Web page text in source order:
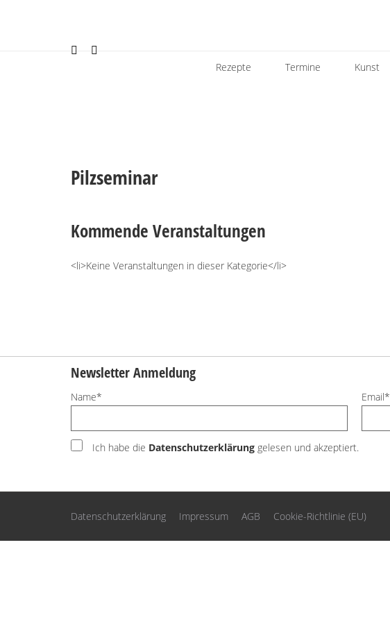
Rezepte Termine Kunst
Pilzseminar
Kommende Veranstaltungen
<li>Keine Veranstaltungen in dieser Kategorie</li>
Newsletter Anmeldung
Name* Email*
Ich habe die Datenschutzerklärung gelesen und akzeptiert.
Datenschutzerklärung Impressum AGB Cookie-Richtlinie (EU)